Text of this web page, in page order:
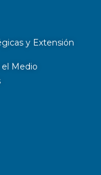
y Extensión
Medio